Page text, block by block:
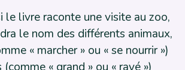
le livre raconte une visite au zoo,
le nom des différents animaux,
« marcher » ou « se nourrir »)